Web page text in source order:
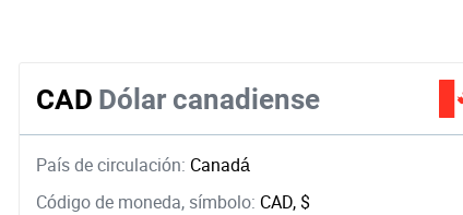
CAD Dólar canadiense
País de circulación: Canadá
Código de moneda, símbolo: CAD, $